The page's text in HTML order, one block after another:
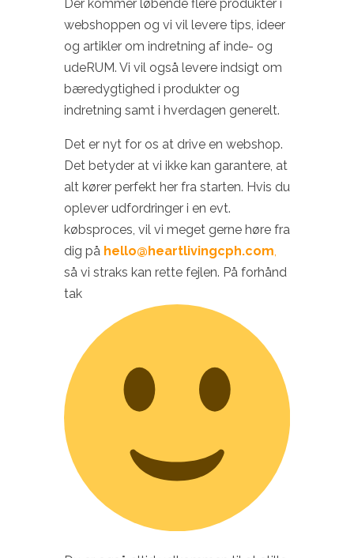
Der kommer løbende flere produkter i
webshoppen og vi vil levere tips, ideer
og artikler om indretning af inde- og
udeRUM. Vi vil også levere indsigt om
bæredygtighed i produkter og
indretning samt i hverdagen generelt.
Det er nyt for os at drive en webshop.
Det betyder at vi ikke kan garantere, at
alt kører perfekt her fra starten. Hvis du
oplever udfordringer i en evt.
købsproces, vil vi meget gerne høre fra
dig på hello@heartlivingcph.com,
så vi straks kan rette fejlen. På forhånd
tak